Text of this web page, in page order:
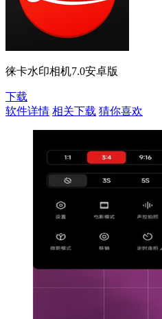
徕卡水印相机7.0安卓版
下载
软件详情 相关下载 猜你喜欢